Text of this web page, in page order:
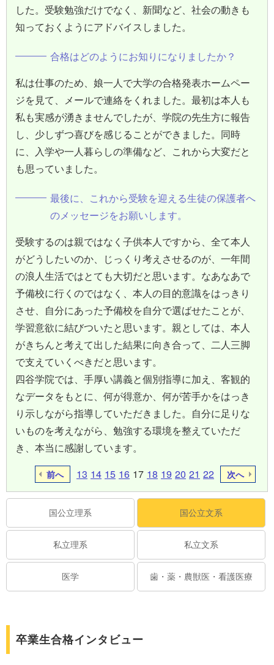
した。受験勉強だけでなく、新聞など、社会の動きも
知っておくようにアドバイスしました。
合格はどのようにお知りになりましたか？
私は仕事のため、娘一人で大学の合格発表ホームペー
ジを見て、メールで連絡をくれました。最初は本人も
私も実感が湧きませんでしたが、学院の先生方に報告
し、少しずつ喜びを感じることができました。同時
に、入学や一人暮らしの準備など、これから大変だと
も思っていました。
最後に、これから受験を迎える生徒の保護者へ
のメッセージをお願いします。
受験するのは親ではなく子供本人ですから、全て本人
がどうしたいのか、じっくり考えさせるのが、一年間
の浪人生活ではとても大切だと思います。なあなあで
予備校に行くのではなく、本人の目的意識をはっきり
させ、自分にあった予備校を自分で選ばせたことが、
学習意欲に結びついたと思います。親としては、本人
がきちんと考えて出した結果に向き合って、二人三脚
で支えていくべきだと思います。
四谷学院では、手厚い講義と個別指導に加え、客観的
なデータをもとに、何が得意か、何が苦手かをはっき
り示しながら指導していただきました。自分に足りな
いものを考えながら、勉強する環境を整えていただ
き、本当に感謝しています。
前へ 13 14 15 16 17 18 19 20 21 22 次へ
国公立理系 国公立文系
私立理系 私立文系
医学 歯・薬・農獣医・看護医療
卒業生合格インタビュー